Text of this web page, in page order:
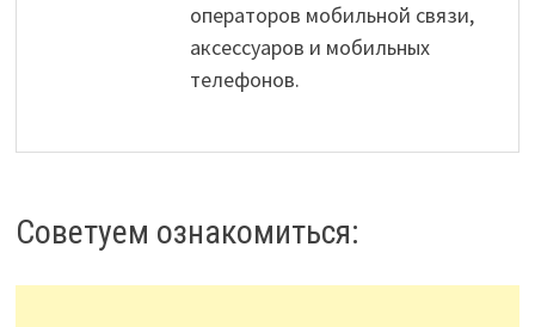
операторов мобильной связи,
аксессуаров и мобильных
телефонов.
Советуем ознакомиться: